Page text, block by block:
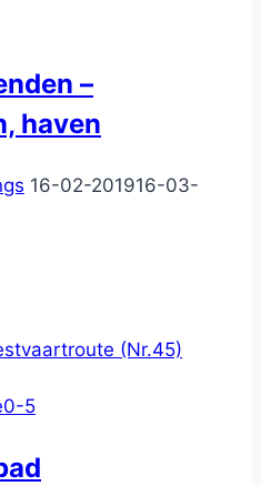
–
haven
16-02-201916-03-
5